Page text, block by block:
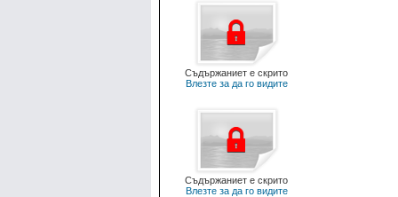
Съдържаниет е скрито
Влезте за да го видите
Съдържаниет е скрито
Влезте за да го видите